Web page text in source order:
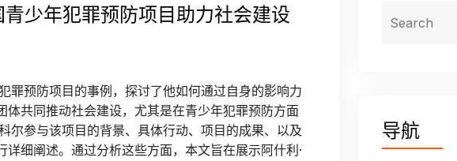
少年犯罪预防项目助力社会建设
罪预防项目的事例，探讨了他如何通过自身的影响力
体共同推动社会建设，尤其是在青少年犯罪预防方面
尔参与该项目的背景、具体行动、项目的成果、以及
细阐述。通过分析这些方面，本文旨在展示阿什利·
导航